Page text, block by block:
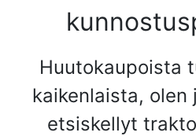
Huutokaupoista
kaikenlaista, olen
etsiskellyt